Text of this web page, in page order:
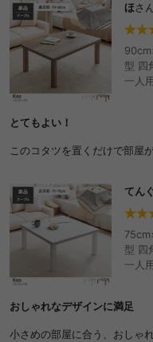
ほさ
型 四
一人
とてもよい！
このコタツを置くだけで部屋
てん
型 四
一人
遠赤
おしゃれなデザインに満足
小さめの部屋に合う、おしゃ